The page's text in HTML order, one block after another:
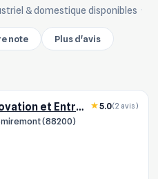
& domestique disponibles ·
note Plus d'avis
Net Habitat Renovation et Entretien
(88200)
5.0(2 avis)